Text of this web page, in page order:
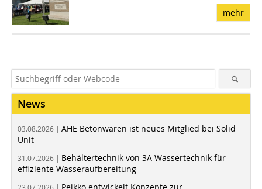
mehr
News
03.08.2026 | AHE Betonwaren ist neues Mitglied bei Solid
Unit
31.07.2026 | Behältertechnik von 3A Wassertechnik für
effiziente Wasseraufbereitung
23.07.2026 |